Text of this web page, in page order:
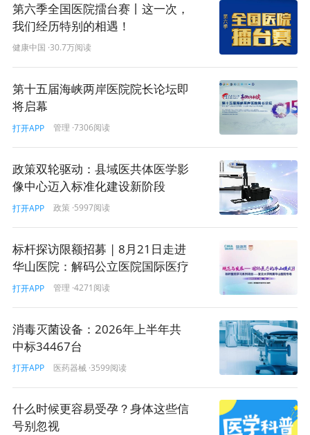
第六季全国医院擂台赛丨这一次，
我们经历特别的相遇！
健康中国 ·30.7万阅读
第十五届海峡两岸医院院长论坛即
将启幕
打开APP 管理 ·7306阅读
政策双轮驱动：县域医共体医学影
像中心迈入标准化建设新阶段
打开APP 政策 ·5997阅读
标杆探访限额招募 | 8月21日走进
华山医院：解码公立医院国际医疗
服务的实践方法论！
打开APP 管理 ·4271阅读
消毒灭菌设备：2026年上半年共
中标34467台
打开APP 医药器械 ·3599阅读
什么时候更容易受孕？身体这些信
号别忽视